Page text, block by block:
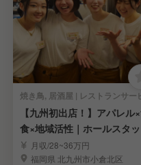
【九州初出店！】アパレル
食×地域活性｜ホールスタ
月収/28~36万円
福岡県 北九州市小倉北区